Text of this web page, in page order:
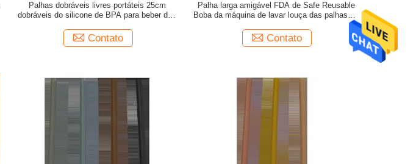
Palhas dobráveis livres portáteis 25cm
dobráveis do silicone de BPA para beber das
Contato
Palha larga amigável FDA de Safe Reusable
Boba da máquina de lavar louça das palhas do
Contato